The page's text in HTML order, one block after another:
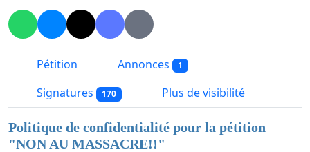
Pétition Annonces 1
Signatures 170 Plus de visibilité
Politique de confidentialité pour la pétition
"NON AU MASSACRE!!"